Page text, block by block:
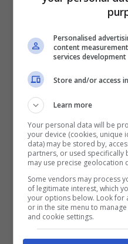
Lo studio del Grande
puntata delGrande
ricca di sorprese, i
agguerriti e gliascolti
2.860.000 spettatori
debutto del reality nel
telespettatori e uno
la quarta edizione
Personalised
content
services development
Store and/or access
Learn more
Your personal data will be
your device (cookies, unique
data) may be stored by,
partners, or used specifically
may use precise geolocation
Some vendors may process
of legitimate interest, which
your options below. Look for
or in the site menu to
and cookie settings.